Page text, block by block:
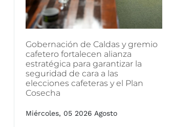
Gobernación de Caldas y gremio
cafetero fortalecen alianza
estratégica para garantizar la
seguridad de cara a las
elecciones cafeteras y el Plan
Cosecha
Miércoles, 05 2026 Agosto